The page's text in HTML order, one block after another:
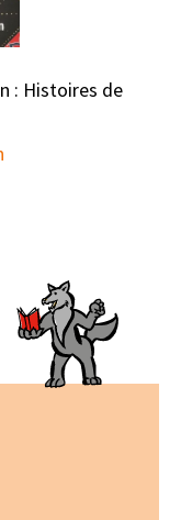
: Histoires de